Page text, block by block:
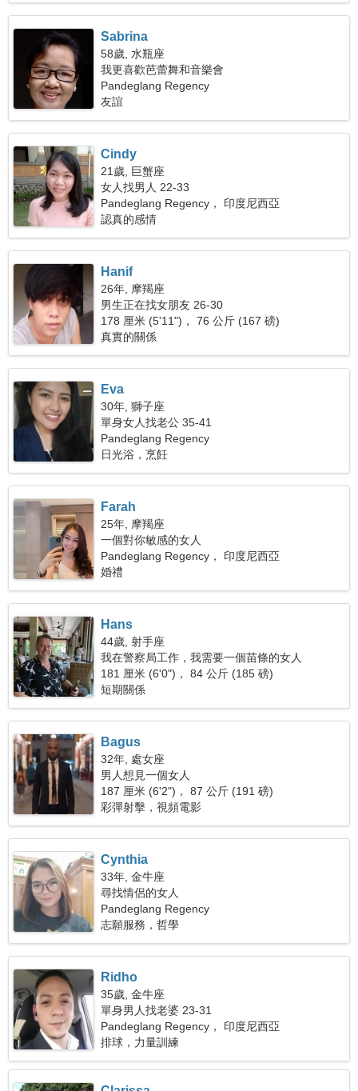
Sabrina
58歲, 水瓶座
我更喜歡芭蕾舞和音樂會
Pandeglang Regency
友誼
Cindy
21歲, 巨蟹座
女人找男人 22-33
Pandeglang Regency， 印度尼西亞
認真的感情
Hanif
26年, 摩羯座
男生正在找女朋友 26-30
178 厘米 (5'11")， 76 公斤 (167 磅)
真實的關係
Eva
30年, 獅子座
單身女人找老公 35-41
Pandeglang Regency
日光浴，烹飪
Farah
25年, 摩羯座
一個對你敏感的女人
Pandeglang Regency， 印度尼西亞
婚禮
Hans
44歲, 射手座
我在警察局工作，我需要一個苗條的女人
181 厘米 (6'0")， 84 公斤 (185 磅)
短期關係
Bagus
32年, 處女座
男人想見一個女人
187 厘米 (6'2")， 87 公斤 (191 磅)
彩彈射擊，視頻電影
Cynthia
33年, 金牛座
尋找情侶的女人
Pandeglang Regency
志願服務，哲學
Ridho
35歲, 金牛座
單身男人找老婆 23-31
Pandeglang Regency， 印度尼西亞
排球，力量訓練